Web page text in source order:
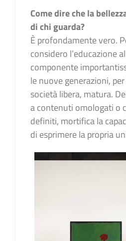
Come dire che la
di chi guarda?
È profondamente vero.
considero l’educazione
componente
le nuove generazioni,
società libera, matura.
a contenuti omologati o
definiti, mortifica la
di esprimere la propria